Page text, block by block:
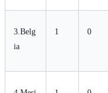
3.Belg
ia
1 0